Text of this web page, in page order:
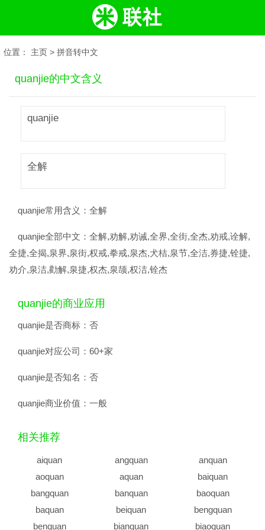
位置： 主页 > 拼音转中文
quanjie的中文含义
quanjie
全解
quanjie常用含义： 全解
quanjie全部中文： 全解,劝解,劝诫,全界,全街,全杰,劝戒,诠解,
全捷,全揭,泉界,泉街,权戒,拳戒,泉杰,犬桔,泉节,全洁,券捷,铨捷,
劝介,泉洁,勸解,泉捷,权杰,泉颉,权洁,铨杰
quanjie的商业应用
quanjie是否商标： 否
quanjie对应公司： 60+家
quanjie是否知名： 否
quanjie商业价值： 一般
相关推荐
aiquan angquan
anquan
aoquan
aquan
baiquan
bangquan
banquan
baoquan
baquan
beiquan
bengquan
benquan
bianquan biaoquan